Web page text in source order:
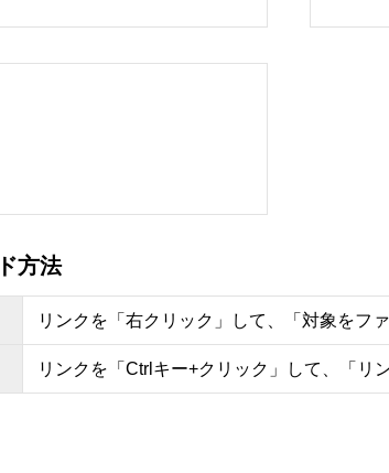
方法
リンクを「右クリック」して、「対象をフ
リンクを「Ctrlキー+クリック」して、「リ